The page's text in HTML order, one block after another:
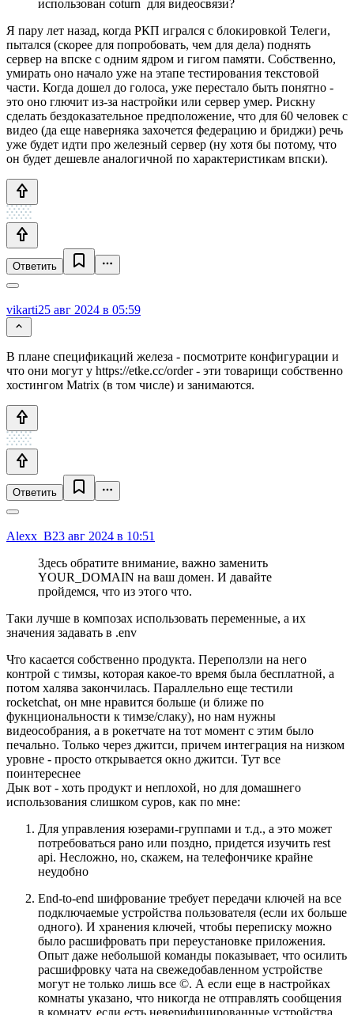
использован coturn для видеосвязи?
Я пару лет назад, когда РКП игрался с блокировкой Телеги,
пытался (скорее для попробовать, чем для дела) поднять
сервер на впске с одним ядром и гигом памяти. Собственно,
умирать оно начало уже на этапе тестирования текстовой
части. Когда дошел до голоса, уже перестало быть понятно -
это оно глючит из-за настройки или сервер умер. Рискну
сделать бездоказательное предположение, что для 60 человек с
видео (да еще наверняка захочется федерацию и бриджи) речь
уже будет идти про железный сервер (ну хотя бы потому, что
он будет дешевле аналогичной по характеристикам впски).
Ответить
vikarti25 авг 2024 в 05:59
В плане спецификаций железа - посмотрите конфигурации и
что они могут у https://etke.cc/order - эти товарищи собственно
хостингом Matrix (в том числе) и занимаются.
Ответить
Alexx_B23 авг 2024 в 10:51
Здесь обратите внимание, важно заменить
YOUR_DOMAIN на ваш домен. И давайте
пройдемся, что из этого что.
Таки лучше в композах использовать переменные, а их
значения задавать в .env
Что касается собственно продукта. Переползли на него
контрой с тимзы, которая какое-то время была бесплатной, а
потом халява закончилась. Параллельно еще тестили
rocketchat, он мне нравится больше (и ближе по
фукнциональности к тимзе/слаку), но нам нужны
видеособрания, а в рокетчате на тот момент с этим было
печально. Только через джитси, причем интеграция на низком
уровне - просто открывается окно джитси. Тут все
поинтереснее
Дык вот - хоть продукт и неплохой, но для домашнего
использования слишком суров, как по мне:
Для управления юзерами-группами и т.д., а это может
потребоваться рано или поздно, придется изучить rest
api. Несложно, но, скажем, на телефончике крайне
неудобно
End-to-end шифрование требует передачи ключей на все
подключаемые устройства пользователя (если их больше
одного). И хранения ключей, чтобы переписку можно
было расшифровать при переустановке приложения.
Опыт даже небольшой команды показывает, что осилить
расшифровку чата на свежедобавленном устройстве
могут не только лишь все ©. А если еще в настройках
комнаты указано, что никогда не отправлять сообщения
в комнату, если есть неверифицированные устройства,